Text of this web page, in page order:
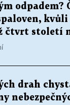
odpadem?
čtvrt století
drah